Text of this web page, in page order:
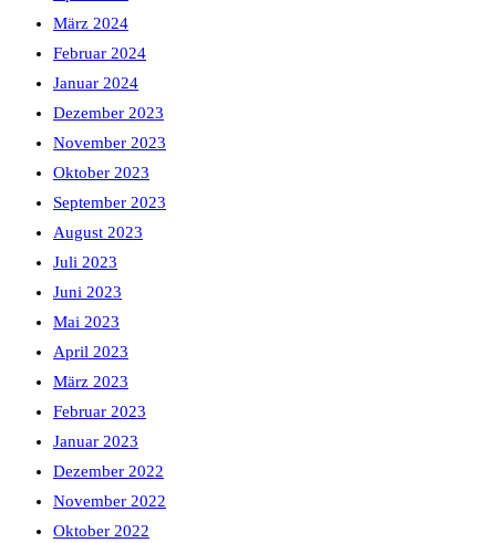
März 2024
Februar 2024
Januar 2024
Dezember 2023
November 2023
Oktober 2023
September 2023
August 2023
Juli 2023
Juni 2023
Mai 2023
April 2023
März 2023
Februar 2023
Januar 2023
Dezember 2022
November 2022
Oktober 2022